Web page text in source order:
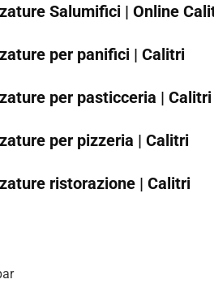
Salumifici | Online
per panifici | Calitri
per pasticceria | Calitri
per pizzeria | Calitri
ristorazione | Calitri